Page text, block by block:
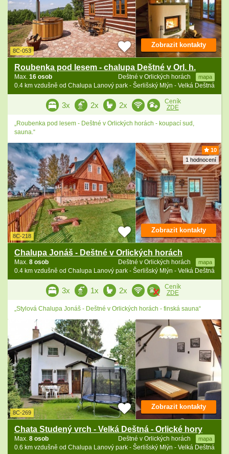
8C-053
Roubenka pod lesem - chalupa Deštné v Orl. h.
Deštné v Orlických horách mapa
Max. 16 osob
0.4 km vzdušně od Chalupa Lanový park - Šerlišský Mlýn - Velká Deštná
Zobrazit kontakty
3x 2x 2x
Ceník
ZDE
„Roubenka pod lesem - Deštné v Orlických horách - koupací sud,
sauna.“
10
1 hodnocení
8C-218
Chalupa Jonáš - Deštné v Orlických horách
Deštné v Orlických horách mapa
Max. 8 osob
0.4 km vzdušně od Chalupa Lanový park - Šerlišský Mlýn - Velká Deštná
Zobrazit kontakty
3x 1x 2x
Ceník
ZDE
„Stylová Chalupa Jonáš - Deštné v Orlických horách - finská sauna“
8C-269
Chata Studený vrch - Velká Deštná - Orlické hory
Deštné v Orlických horách mapa
Max. 8 osob
0.6 km vzdušně od Chalupa Lanový park - Šerlišský Mlýn - Velká Deštná
Zobrazit kontakty